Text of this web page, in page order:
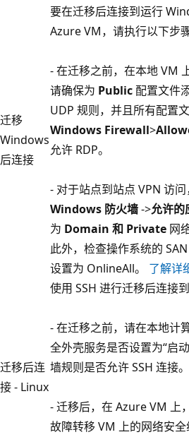
迁移
Windows
后连接
要在迁移后连接到运行
Azure VM，请执行以下步骤
- 在迁移之前，在本地 VM
请确保为 Public 配置文件
UDP 规则，并且所有配置
Windows Firewall>
允许 RDP。
- 对于站点到站点 VPN 访
Windows 防火墙->允许的
为 Domain 和 Private 网
此外，检查操作系统的
设置为 OnlineAll。 了解详
迁移后连
接 - Linux
使用 SSH 进行迁移后连接
- 在迁移之前，请在本地计
全外壳服务是否设置为“启
墙规则是否允许 SSH 连接。
- 迁移后，在 Azure VM 上
故障转移 VM 上的网络安